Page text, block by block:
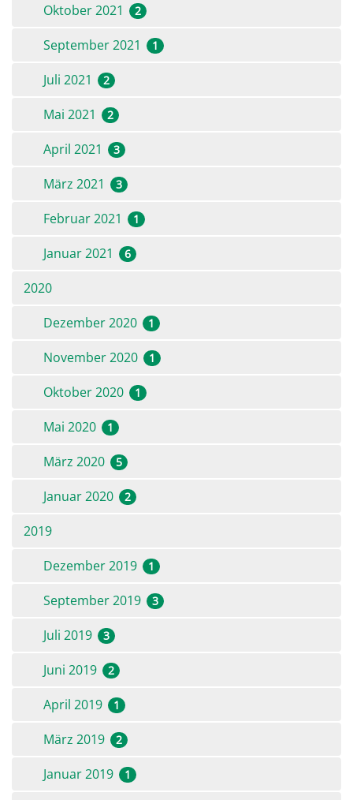
Oktober 2021
2
September 2021 1
Juli 2021 2
Mai 2021 2
April 2021 3
März 2021 3
Februar 2021 1
Januar 2021 6
2020
Dezember 2020
1
November 2020 1
Oktober 2020 1
Mai 2020 1
März 2020 5
Januar 2020 2
2019
Dezember 2019
1
September 2019 3
Juli 2019 3
Juni 2019 2
April 2019 1
März 2019 2
Januar 2019 1